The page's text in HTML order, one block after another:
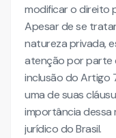
modificar o direito
Apesar de se
natureza privada,
atenção por parte
inclusão do Artigo
uma de suas
importância
jurídico do Brasil.